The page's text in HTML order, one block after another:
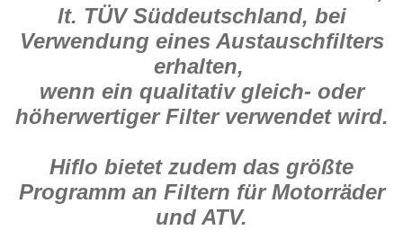
lt. TÜV Süddeutschland, bei
Verwendung eines Austauschfilters
erhalten,
wenn ein qualitativ gleich- oder
höherwertiger Filter verwendet wird.
Hiflo bietet zudem das größte
Programm an Filtern für Motorräder
und ATV.